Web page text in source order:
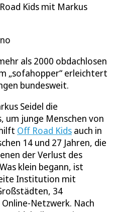
Kids mit Markus
als 2000 obdachlosen
„sofahopper“ erleichtert
bundesweit.
Seidel die
um junge Menschen von
Off Road Kids auch in
14 und 27 Jahren, die
der Verlust des
klein begann, ist
Institution mit
34
Netzwerk. Nach